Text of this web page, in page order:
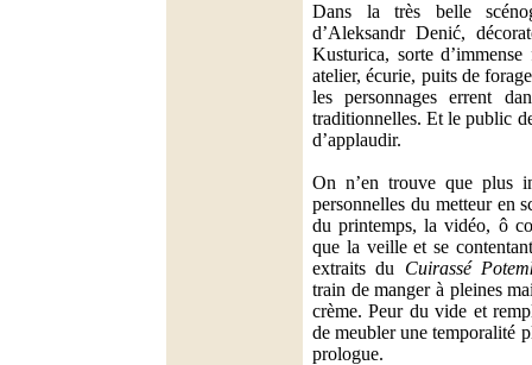
Dans la très belle
d’Aleksandr Denić,
Kusturica, sorte
atelier, écurie, puits de
les personnages errent
traditionnelles. Et le public
d’applaudir.
On n’en trouve que plus
personnelles du metteur en
du printemps, la vidéo, ô
que la veille et se
extraits du Cuirassé
train de manger à pleines
crème. Peur du vide et
de meubler une temporalité
prologue.